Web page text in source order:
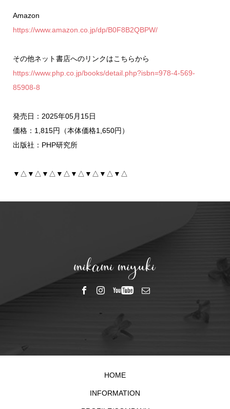
Amazon
https://www.amazon.co.jp/dp/B0F8B2QBPW/
その他ネット書店へのリンクはこちらから
https://www.php.co.jp/books/detail.php?isbn=978-4-569-
85908-8
発売日：2025年05月15日
価格：1,815円（本体価格1,650円）
出版社：PHP研究所
▼△▼△▼△▼△▼△▼△▼△▼△
HOME
INFORMATION